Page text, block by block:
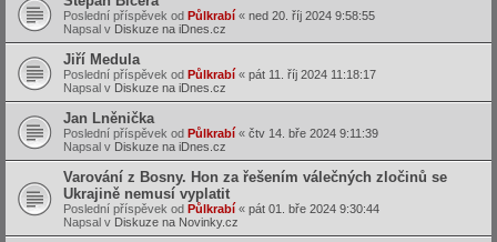
Poslední příspěvek od Půlkrabí « ned 20. říj 2024 9:58:55
Napsal v Diskuze na iDnes.cz
Jiří Medula
Poslední příspěvek od Půlkrabí « pát 11. říj 2024 11:18:17
Napsal v Diskuze na iDnes.cz
Jan Lněnička
Poslední příspěvek od Půlkrabí « čtv 14. bře 2024 9:11:39
Napsal v Diskuze na iDnes.cz
Varování z Bosny. Hon za řešením válečných zločinů se
Ukrajině nemusí vyplatit
Poslední příspěvek od Půlkrabí « pát 01. bře 2024 9:30:44
Napsal v Diskuze na Novinky.cz